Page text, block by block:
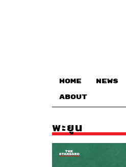
HOME NEWS
ABOUT
พะยูน